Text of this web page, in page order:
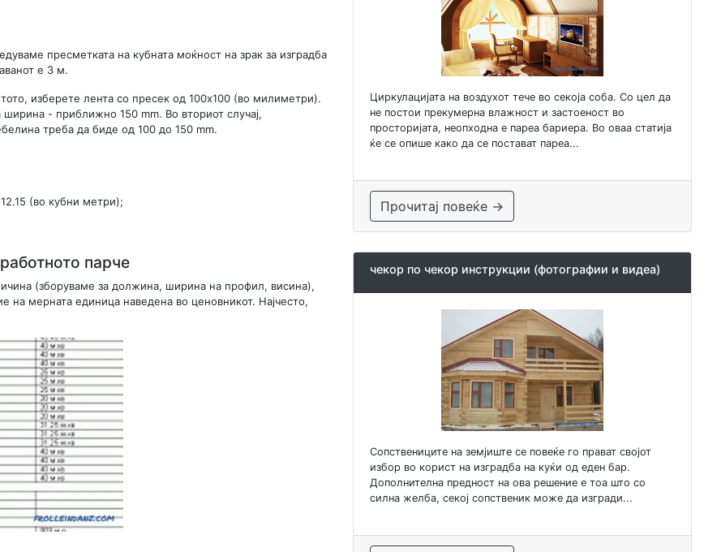
пресметката на кубната моќност на зрак за изградба
е 3 м.
изберете лента со пресек од 100x100 (во милиметри).
ширина - приближно 150 mm. Во вториот случај,
треба да биде од 100 до 150 mm.
(во кубни метри);
парче
(зборуваме за должина, ширина на профил, висина),
мерната единица наведена во ценовникот. Најчесто,
Циркулацијата на воздухот тече во секоја соба. Со цел да
не постои прекумерна влажност и застоеност во
просторијата, неопходна е пареа бариера. Во оваа статија
ќе се опише како да се постават пареа...
Прочитај повеќе →
чекор по чекор инструкции (фотографии и видеа)
Сопствениците на земјиште се повеќе го прават својот
избор во корист на изградба на куќи од еден бар.
Дополнителна предност на ова решение е тоа што со
силна желба, секој сопственик може да изгради...